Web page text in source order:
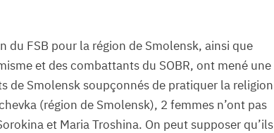
du FSB pour la région de Smolensk, ainsi que
et des combattants du SOBR, ont mené une
de Smolensk soupçonnés de pratiquer la religion
(région de Smolensk), 2 femmes n’ont pas
et Maria Troshina. On peut supposer qu’ils